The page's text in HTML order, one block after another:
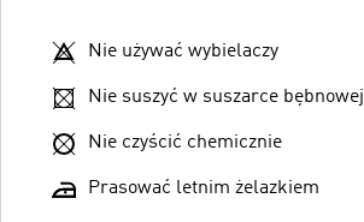
Nie używać wybielaczy
Nie suszyć w suszarce bębnowej
Nie czyścić chemicznie
Prasować letnim żelazkiem